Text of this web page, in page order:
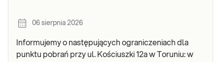
06 sierpnia 2026
Informujemy o następujących ograniczeniach dla
punktu pobrań przy ul. Kościuszki 12a w Toruniu: w